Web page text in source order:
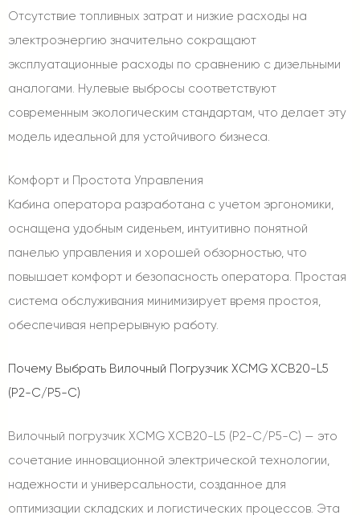
Отсутствие топливных затрат и низкие расходы на
электроэнергию значительно сокращают
эксплуатационные расходы по сравнению с дизельными
аналогами. Нулевые выбросы соответствуют
современным экологическим стандартам, что делает эту
модель идеальной для устойчивого бизнеса.
Комфорт и Простота Управления
Кабина оператора разработана с учетом эргономики,
оснащена удобным сиденьем, интуитивно понятной
панелью управления и хорошей обзорностью, что
повышает комфорт и безопасность оператора. Простая
система обслуживания минимизирует время простоя,
обеспечивая непрерывную работу.
Почему Выбрать Вилочный Погрузчик XCMG XCB20-L5
(P2-C/P5-C)
Вилочный погрузчик XCMG XCB20-L5 (P2-C/P5-C) — это
сочетание инновационной электрической технологии,
надежности и универсальности, созданное для
оптимизации складских и логистических процессов. Эта